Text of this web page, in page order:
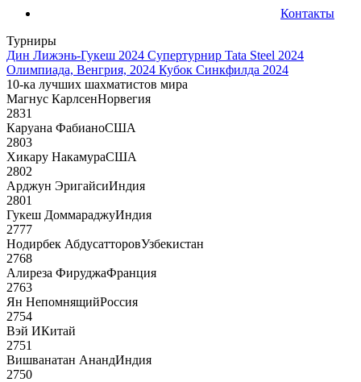
Контакты
Турниры
Дин Лижэнь-Гукеш 2024 Супертурнир Tata Steel 2024
Олимпиада, Венгрия, 2024 Кубок Синкфилда 2024
10-ка лучших шахматистов мира
Магнус КарлсенНорвегия
2831
Каруана ФабианоСША
2803
Хикару НакамураСША
2802
Арджун ЭригайсиИндия
2801
Гукеш ДоммараджуИндия
2777
Нодирбек АбдусатторовУзбекистан
2768
Алиреза ФируджаФранция
2763
Ян НепомнящийРоссия
2754
Вэй ИКитай
2751
Вишванатан АнандИндия
2750